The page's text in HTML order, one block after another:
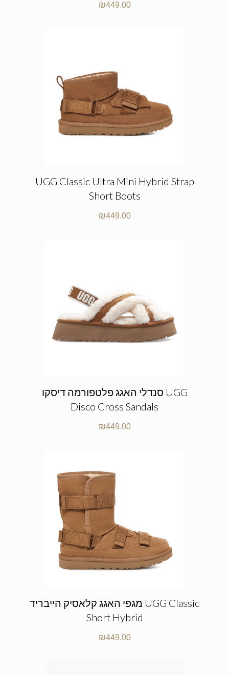
₪449.00
UGG Classic Ultra Mini Hybrid Strap
Short Boots
₪449.00
סנדלי האגג פלטפורמה דיסקו UGG
Disco Cross Sandals
₪449.00
מגפי האגג קלאסיק הייבריד UGG Classic
Short Hybrid
₪449.00